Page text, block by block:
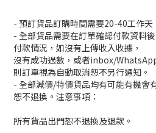
- 預訂貨品訂購時間需要20-40工作天
- 全部貨品需要在訂單確認付款資料
付款情況，如沒有上傳收入收據，
沒有成功過數，或者inbox/
則訂單視為自動取消恕不另行通知。
- 全部減價/特價貨品均有可能有機會
恕不退換。注意事項：
所有貨品出門恕不退換及退款。